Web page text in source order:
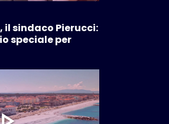
il sindaco Pierucci:
speciale per